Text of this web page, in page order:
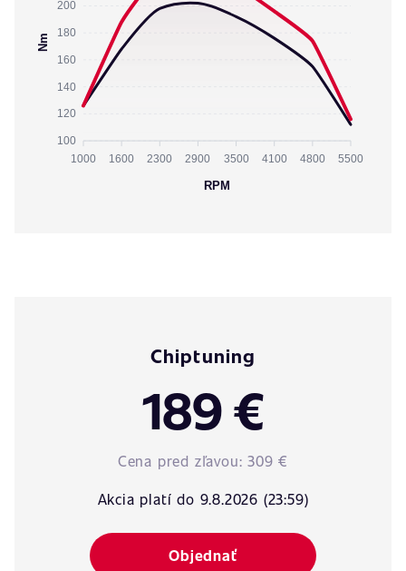
200
180
160
140
120
100
Nm
1000 1600 2300 2900 3500 4100 4800 5500
RPM
Chiptuning
189 €
Cena pred zľavou:309 €
Akcia platí do 9.8.2026 (23:59)
Objednať